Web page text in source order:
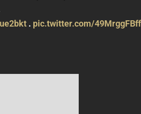
. pic.twitter.com/49MrggFBff